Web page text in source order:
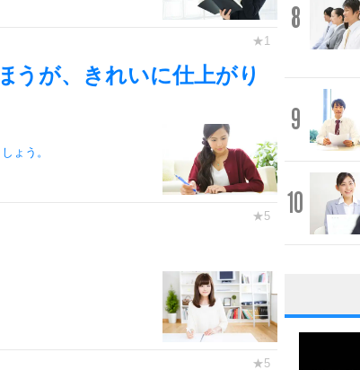
うが、きれいに仕上がり
ょう。
8
9
10
1